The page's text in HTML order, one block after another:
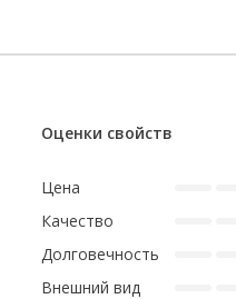
Оценки свойств
Цена
Качество
Долговечность
Внешний вид